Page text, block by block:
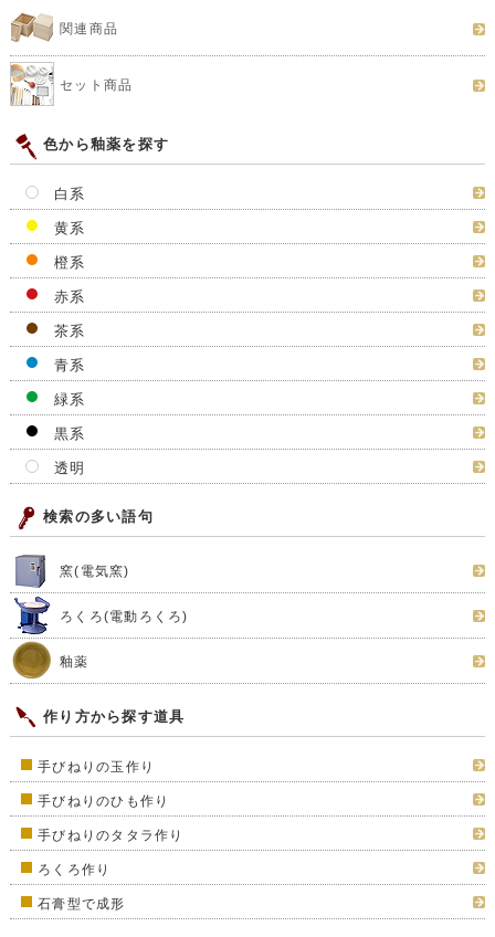
関連商品
セット商品
色から釉薬を探す
白系
黄系
橙系
赤系
茶系
青系
緑系
黒系
透明
検索の多い語句
窯(電気窯)
ろくろ(電動ろくろ)
釉薬
作り方から探す道具
手びねりの玉作り
手びねりのひも作り
手びねりのタタラ作り
ろくろ作り
石膏型で成形